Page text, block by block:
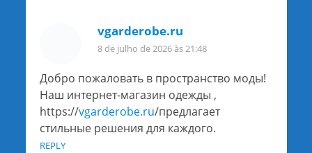
vgarderobe.ru
8 de julho de 2026 às 21:48
Добро пожаловать в пространство моды!
Наш интернет-магазин одежды ,
https://vgarderobe.ru/предлагает
стильные решения для каждого.
REPLY